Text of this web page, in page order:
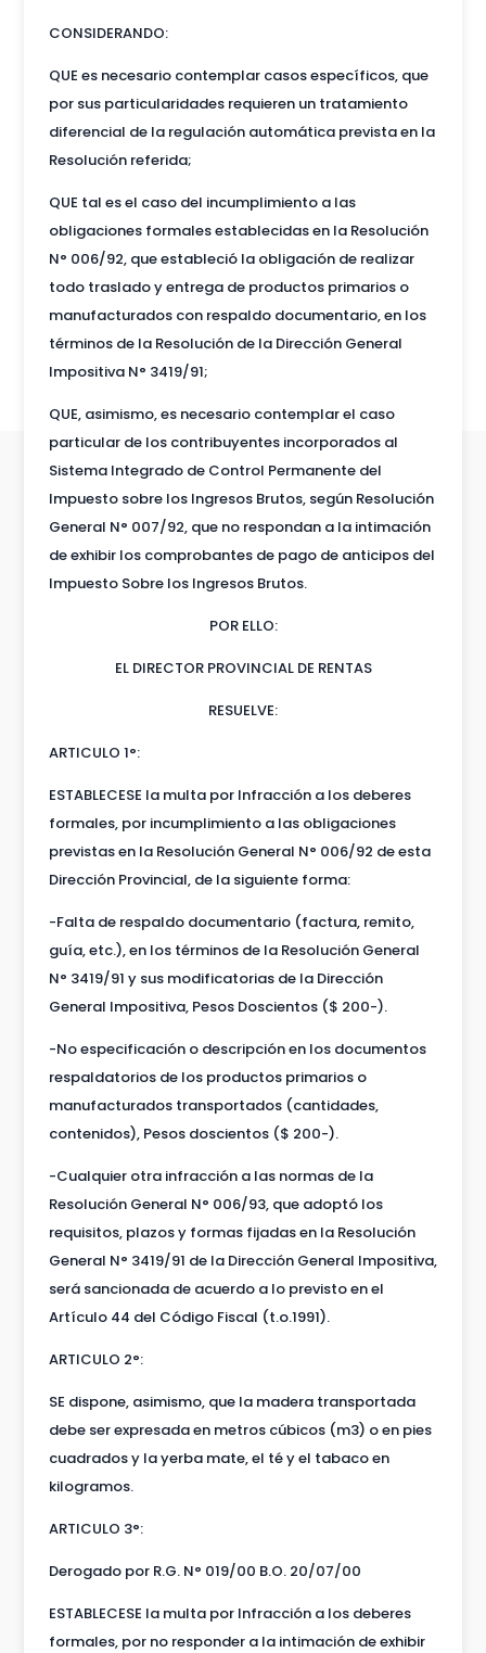
CONSIDERANDO:
QUE es necesario contemplar casos específicos, que
por sus particularidades requieren un tratamiento
diferencial de la regulación automática prevista en la
Resolución referida;
QUE tal es el caso del incumplimiento a las
obligaciones formales establecidas en la Resolución
N° 006/92, que estableció la obligación de realizar
todo traslado y entrega de productos primarios o
manufacturados con respaldo documentario, en los
términos de la Resolución de la Dirección General
Impositiva N° 3419/91;
QUE, asimismo, es necesario contemplar el caso
particular de los contribuyentes incorporados al
Sistema Integrado de Control Permanente del
Impuesto sobre los Ingresos Brutos, según Resolución
General N° 007/92, que no respondan a la intimación
de exhibir los comprobantes de pago de anticipos del
Impuesto Sobre los Ingresos Brutos.
POR ELLO:
EL DIRECTOR PROVINCIAL DE RENTAS
RESUELVE:
ARTICULO 1°:
ESTABLECESE la multa por Infracción a los deberes
formales, por incumplimiento a las obligaciones
previstas en la Resolución General N° 006/92 de esta
Dirección Provincial, de la siguiente forma:
-Falta de respaldo documentario (factura, remito,
guía, etc.), en los términos de la Resolución General
N° 3419/91 y sus modificatorias de la Dirección
General Impositiva, Pesos Doscientos ($ 200-).
-No especificación o descripción en los documentos
respaldatorios de los productos primarios o
manufacturados transportados (cantidades,
contenidos), Pesos doscientos ($ 200-).
-Cualquier otra infracción a las normas de la
Resolución General N° 006/93, que adoptó los
requisitos, plazos y formas fijadas en la Resolución
General N° 3419/91 de la Dirección General Impositiva,
será sancionada de acuerdo a lo previsto en el
Artículo 44 del Código Fiscal (t.o.1991).
ARTICULO 2°:
SE dispone, asimismo, que la madera transportada
debe ser expresada en metros cúbicos (m3) o en pies
cuadrados y la yerba mate, el té y el tabaco en
kilogramos.
ARTICULO 3°:
Derogado por R.G. N° 019/00 B.O. 20/07/00
ESTABLECESE la multa por Infracción a los deberes
formales, por no responder a la intimación de exhibir